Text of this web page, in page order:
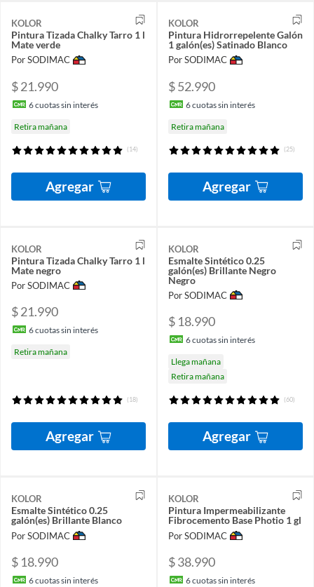
KOLOR
Pintura Tizada Chalky Tarro 1 l
Mate verde
Por SODIMAC
$ 21.990
6cuotas sin interés
Retira mañana
(14)
Agregar
KOLOR
Pintura Hidrorrepelente Galón
1 galón(es) Satinado Blanco
Por SODIMAC
$ 52.990
6cuotas sin interés
Retira mañana
(25)
Agregar
KOLOR
Pintura Tizada Chalky Tarro 1 l
Mate negro
Por SODIMAC
$ 21.990
6cuotas sin interés
Retira mañana
(18)
Agregar
KOLOR
Esmalte Sintético 0.25
galón(es) Brillante Negro
Negro
Por SODIMAC
$ 18.990
6cuotas sin interés
Llega mañana
Retira mañana
(60)
Agregar
KOLOR
Esmalte Sintético 0.25
galón(es) Brillante Blanco
Por SODIMAC
$ 18.990
6cuotas sin interés
KOLOR
Pintura Impermeabilizante
Fibrocemento Base Photio 1 gl
Por SODIMAC
$ 38.990
6cuotas sin interés